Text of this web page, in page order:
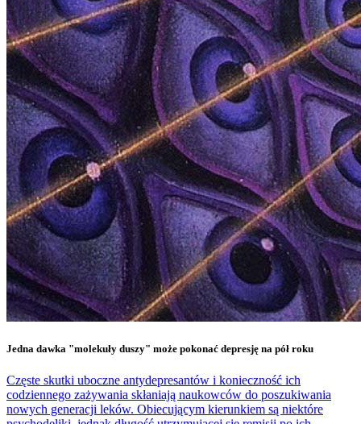
Jedna dawka "molekuły duszy" może pokonać depresję na pół roku
Częste skutki uboczne antydepresantów i konieczność ich
codziennego zażywania skłaniają naukowców do poszukiwania
nowych generacji leków. Obiecującym kierunkiem są niektóre